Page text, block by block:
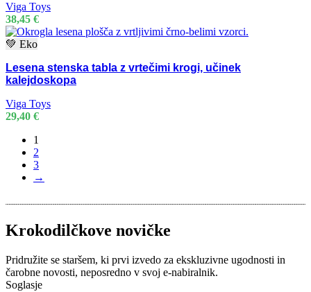
Viga Toys
38,45 €
💚 Eko
Lesena stenska tabla z vrtečimi krogi, učinek
kalejdoskopa
Viga Toys
29,40 €
1
2
3
→
Krokodilčkove novičke
Pridružite se staršem, ki prvi izvedo za ekskluzivne ugodnosti in
čarobne novosti, neposredno v svoj e-nabiralnik.
Soglasje